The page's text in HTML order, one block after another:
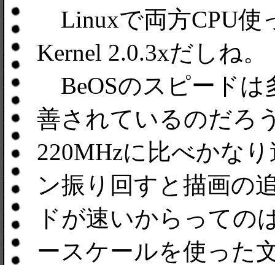
Linuxで両方CPU使
Kernel 2.0.3xだしね。
BeOSのスピードは
善されているのだろ
220MHzに比べかな
ン振り回すと描画の
ドが速いからっての
ースケールを使った